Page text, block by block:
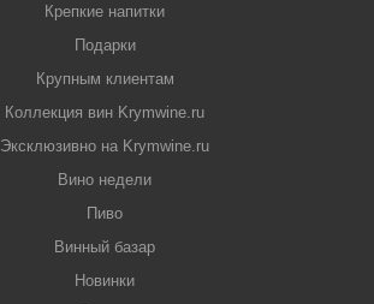
Крепкие напитки
Подарки
Крупным клиентам
Коллекция вин Krymwine.ru
Эксклюзивно на Krymwine.ru
Вино недели
Пиво
Винный базар
Новинки